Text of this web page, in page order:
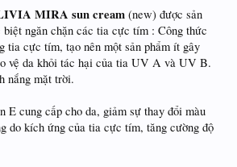
MIRA sun cream (new) được sản
biệt ngăn chặn các tia cực tím : Công thức
tia cực tím, tạo nên một sản phẩm ít gây
vệ da khỏi tác hại của tia UV A và UV B.
nắng mặt trời.
E cung cấp cho da, giảm sự thay đổi màu
do kích ứng của tia cực tím, tăng cường độ